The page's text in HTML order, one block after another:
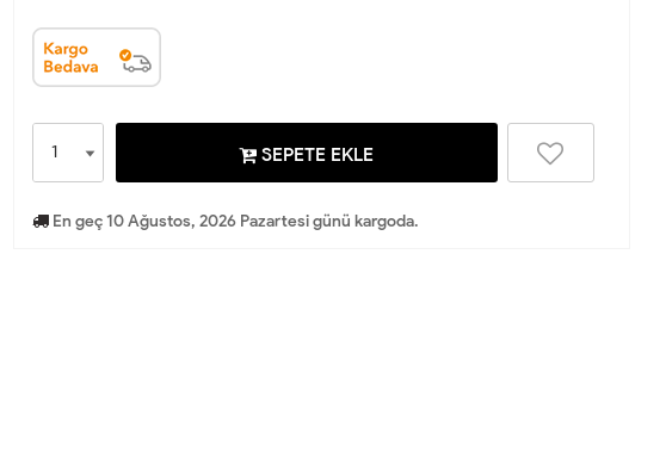
SEPETE EKLE
En geç 10 Ağustos, 2026 Pazartesi günü kargoda.